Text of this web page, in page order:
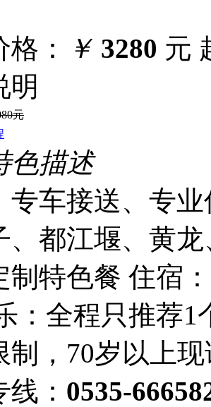
： ￥ 3280 元
明
元
色描述
专车接送、专
、都江堰、黄
制特色餐 住宿
：全程只推荐
制，70岁以上现
： 0535-